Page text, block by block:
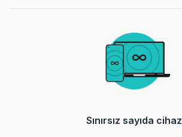
Sınırsız sayıda cihaz